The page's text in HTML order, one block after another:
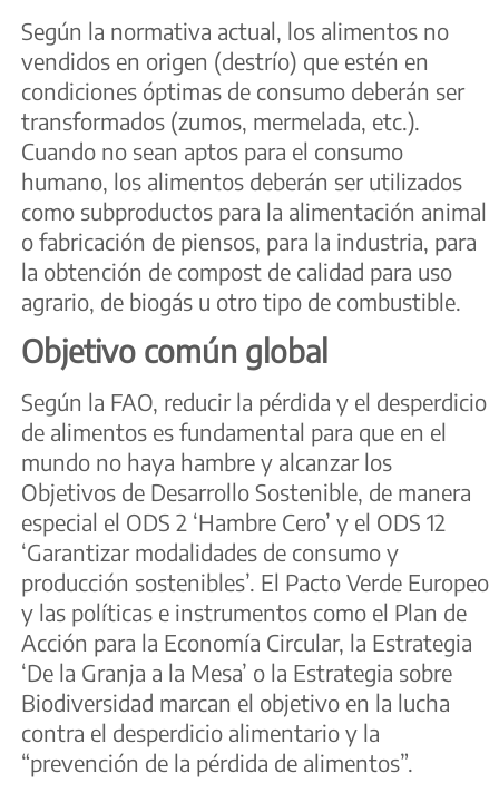
Según la normativa actual, los alimentos no
vendidos en origen (destrío) que estén en
condiciones óptimas de consumo deberán ser
transformados (zumos, mermelada, etc.).
Cuando no sean aptos para el consumo
humano, los alimentos deberán ser utilizados
como subproductos para la alimentación animal
o fabricación de piensos, para la industria, para
la obtención de compost de calidad para uso
agrario, de biogás u otro tipo de combustible.
Objetivo común global
Según la FAO, reducir la pérdida y el desperdicio
de alimentos es fundamental para que en el
mundo no haya hambre y alcanzar los
Objetivos de Desarrollo Sostenible, de manera
especial el ODS 2 ‘Hambre Cero’ y el ODS 12
‘Garantizar modalidades de consumo y
producción sostenibles’. El Pacto Verde Europeo
y las políticas e instrumentos como el Plan de
Acción para la Economía Circular, la Estrategia
‘De la Granja a la Mesa’ o la Estrategia sobre
Biodiversidad marcan el objetivo en la lucha
contra el desperdicio alimentario y la
“prevención de la pérdida de alimentos”.